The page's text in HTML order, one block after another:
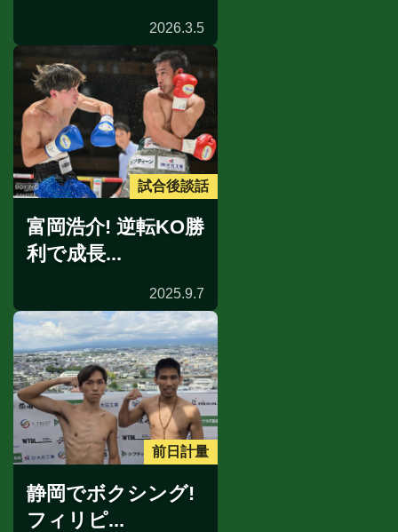
2026.3.5
試合後談話
富岡浩介! 逆転KO勝
利で成長...
2025.9.7
前日計量
静岡でボクシング!
フィリピ...